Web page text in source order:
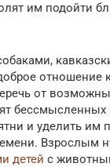
им подойти
отношение
от
бессмысленных
и уделить им
Взрослым
детей с